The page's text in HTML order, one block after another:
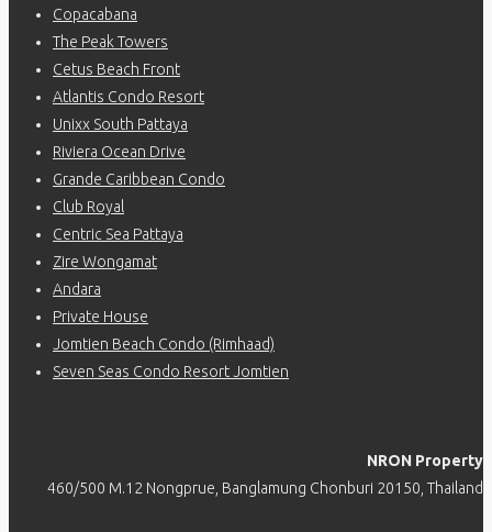
Copacabana
The Peak Towers
Cetus Beach Front
Atlantis Condo Resort
Unixx South Pattaya
Riviera Ocean Drive
Grande Caribbean Condo
Club Royal
Centric Sea Pattaya
Zire Wongamat
Andara
Private House
Jomtien Beach Condo (Rimhaad)
Seven Seas Condo Resort Jomtien
NRON Property
460/500 M.12 Nongprue, Banglamung Chonburi 20150, Thailand